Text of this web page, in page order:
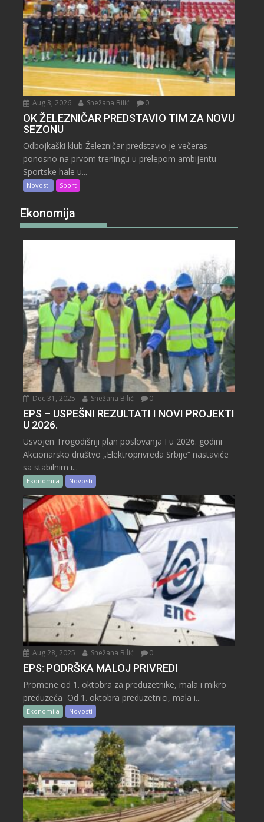
Aug 3, 2026 Snežana Bilić 0
OK ŽELEZNIČAR PREDSTAVIO TIM ZA NOVU
SEZONU
Odbojkaški klub Železničar predstavio je večeras
ponosno na prvom treningu u prelepom ambijentu
Sportske hale u...
Novosti Sport
Ekonomija
Dec 31, 2025 Snežana Bilić 0
EPS – USPEŠNI REZULTATI I NOVI PROJEKTI
U 2026.
Usvojen Trogodišnji plan poslovanja I u 2026. godini
Akcionarsko društvo „Elektroprivreda Srbije“ nastaviće
sa stabilnim i...
Ekonomija Novosti
Aug 28, 2025 Snežana Bilić 0
EPS: PODRŠKA MALOJ PRIVREDI
Promene od 1. oktobra za preduzetnike, mala i mikro
preduzeća Od 1. oktobra preduzetnici, mala i...
Ekonomija Novosti